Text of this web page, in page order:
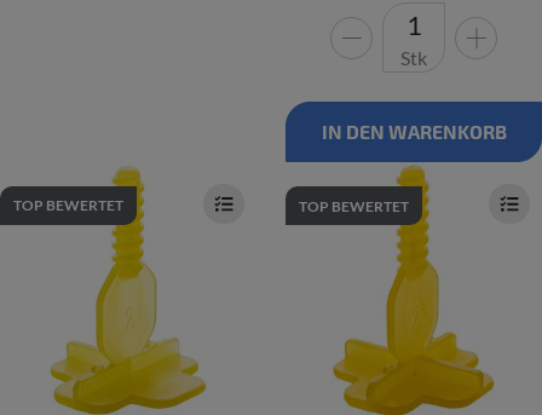
Stk
IN DEN WARENKORB
TOP BEWERTET TOP BEWERTET